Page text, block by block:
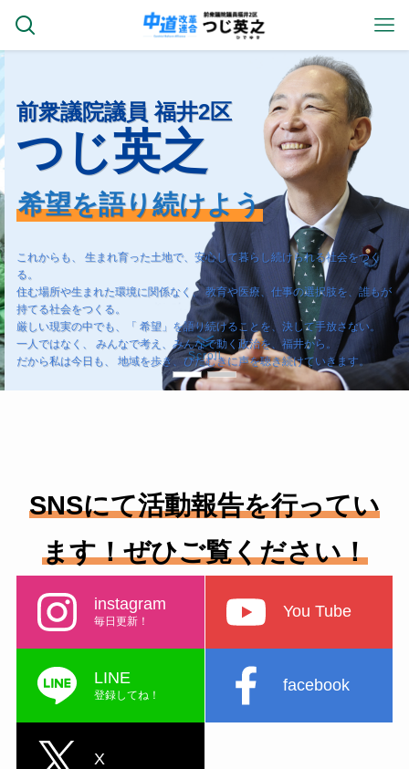
前衆議院議員 福井2区
つじ英之
希望を語り続けよう
これからも、 生まれ育った土地で、安心して暮らし続けられる社会をつく
る。
住む場所や生まれた環境に関係なく、 教育や医療、仕事の選択肢を、誰もが
持てる社会をつくる。
厳しい現実の中でも、「 希望」を語り続けることを、決して手放さない。
一人ではなく、 みんなで考え、みんなで動く政治を、福井から。
だから私は今日も、 地域を歩き、ひたむきに声を聴き続けていきます。
Scroll
SNSにて活動報告を行ってい
ます！ぜひご覧ください！
instagram
毎日更新！
You Tube
LINE
登録してね！
facebook
X